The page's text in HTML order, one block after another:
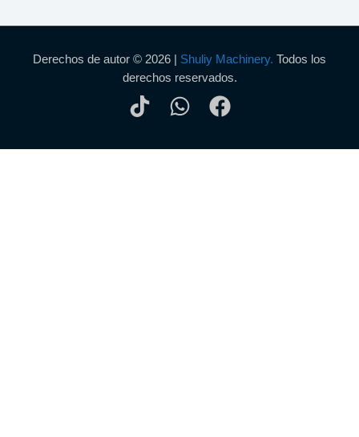
Derechos de autor © 2026 | Shuliy Machinery. Todos los
derechos reservados.